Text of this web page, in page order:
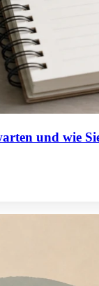
und wie